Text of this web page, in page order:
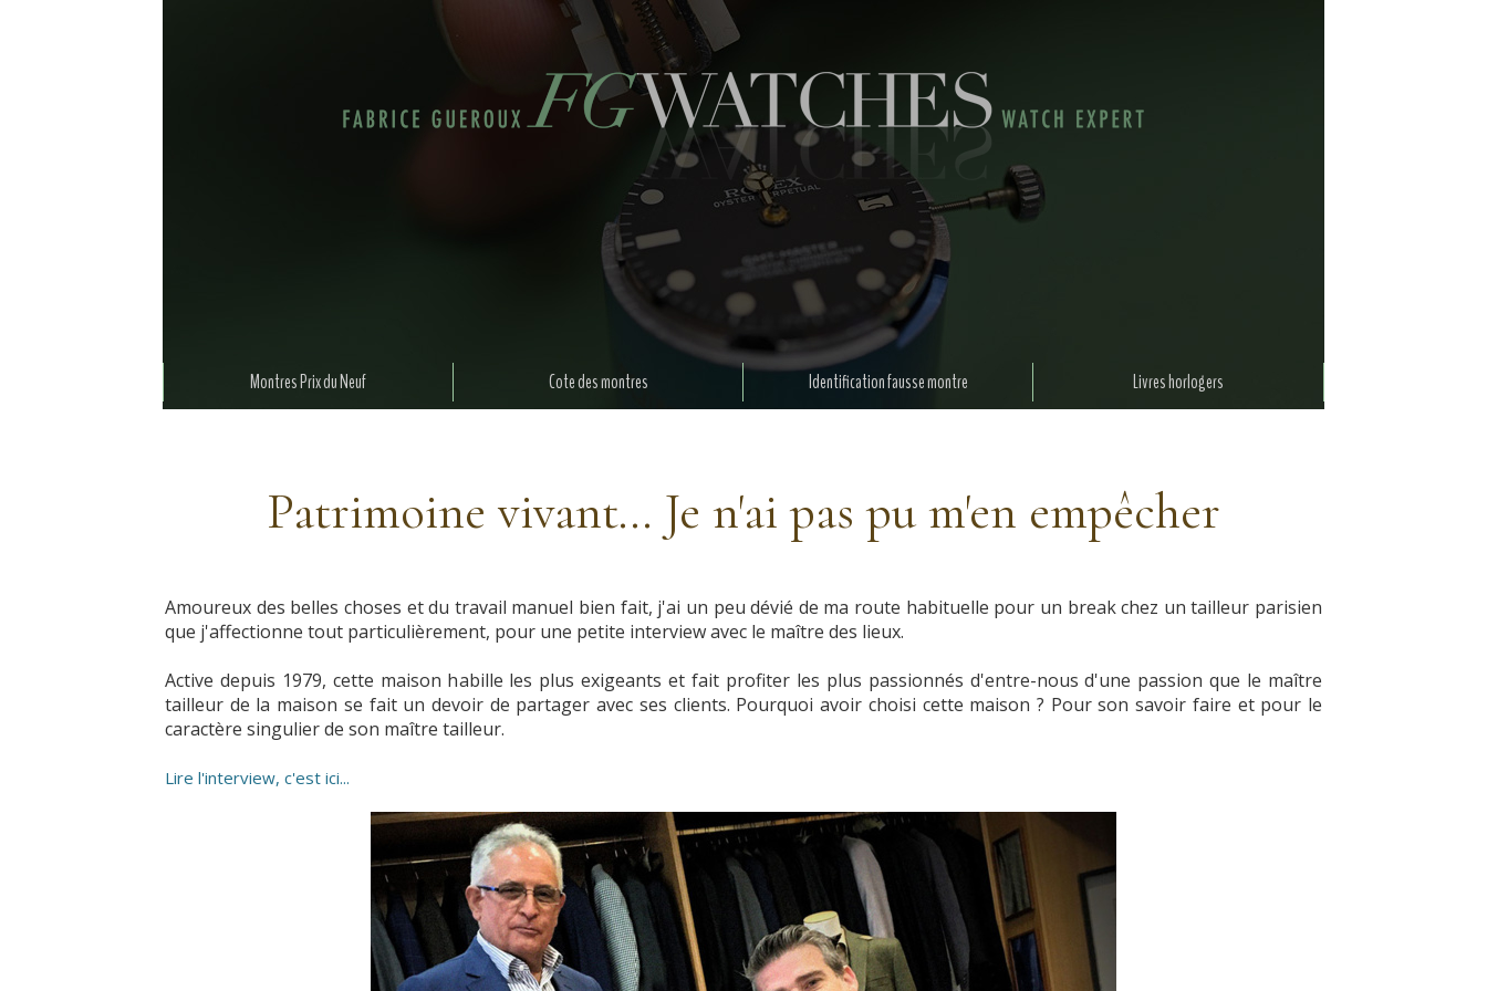
Montres Prix du Neuf Cote des montres Identification fausse montre Livres horlogers
Patrimoine vivant... Je n'ai pas pu m'en empêcher
Amoureux des belles choses et du travail manuel bien fait, j'ai un peu dévié de ma route habituelle pour un break chez un tailleur parisien
que j'affectionne tout particulièrement, pour une petite interview avec le maître des lieux.
Active depuis 1979, cette maison habille les plus exigeants et fait profiter les plus passionnés d'entre-nous d'une passion que le maître
tailleur de la maison se fait un devoir de partager avec ses clients. Pourquoi avoir choisi cette maison ? Pour son savoir faire et pour le
caractère singulier de son maître tailleur.
Lire l'interview, c'est ici...